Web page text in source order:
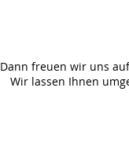
Dann freuen wir uns
Wir lassen Ihnen